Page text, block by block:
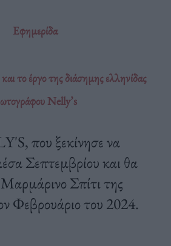
Εφημερίδα
το έργο της διάσημης ελληνίδας
Nelly’s
που ξεκίνησε να
Σεπτεμβρίου και θα
Μαρμάρινο Σπίτι της
Φεβρουάριο του 2024.